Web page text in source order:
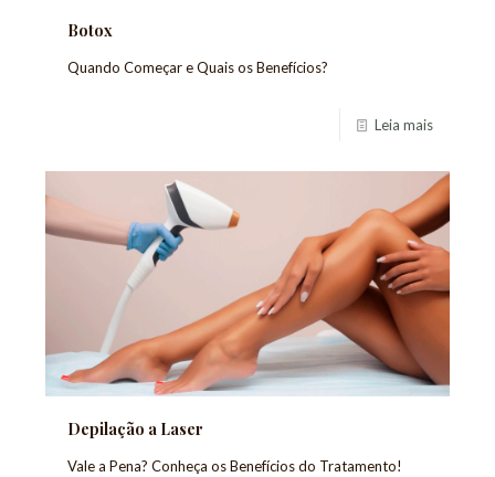
Botox
Quando Começar e Quais os Benefícios?
Leia mais
Depilação a Laser
Vale a Pena? Conheça os Benefícios do Tratamento!